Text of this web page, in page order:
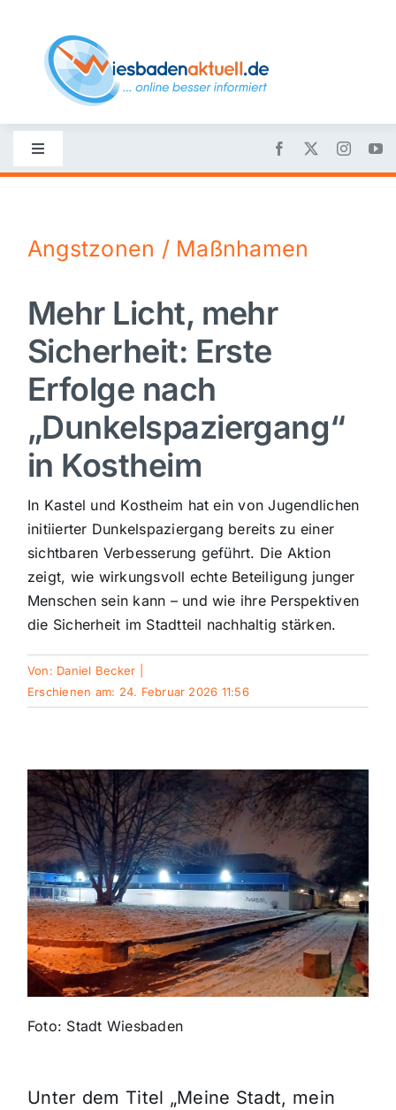
content
Toggle
Navigation
Nachrichten
Politik
Wirtschaft
Sport
Panorama
Mein Stadtteil
Galerie
Polizeimeldungen
Themen und Termine
Gewinnspiele
Angstzonen / Maßnhamen
Mehr Licht, mehr
Sicherheit: Erste
Erfolge nach
„Dunkelspaziergang“
in Kostheim
In Kastel und Kostheim hat ein von Jugendlichen
initiierter Dunkelspaziergang bereits zu einer
sichtbaren Verbesserung geführt. Die Aktion
zeigt, wie wirkungsvoll echte Beteiligung junger
Menschen sein kann – und wie ihre Perspektiven
die Sicherheit im Stadtteil nachhaltig stärken.
Von: Daniel Becker
Erschienen am: 24. Februar 2026 11:56
Foto: Stadt Wiesbaden
Unter dem Titel „Meine Stadt, mein